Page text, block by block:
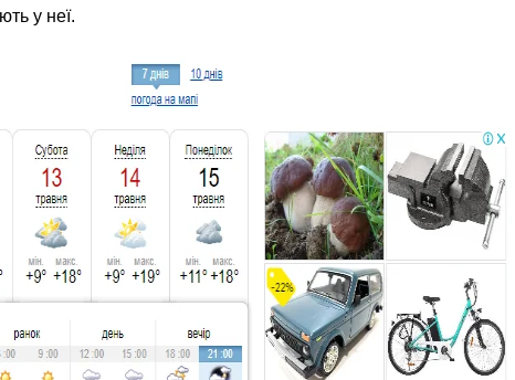
у неї.